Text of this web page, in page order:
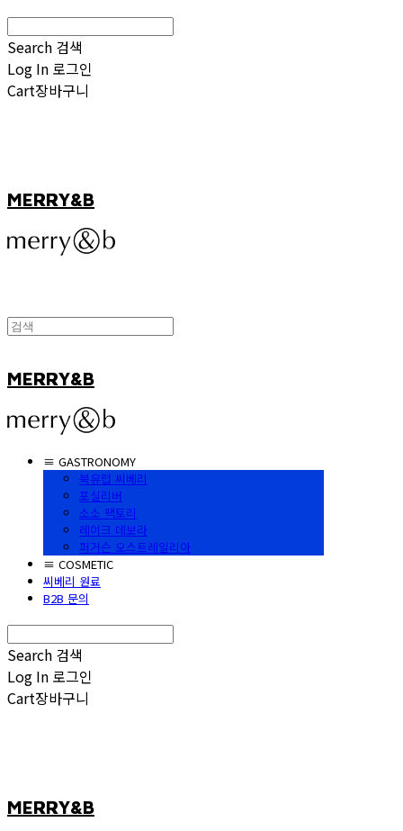
Search 검색
Log In 로그인
Cart장바구니
MERRY&B
MERRY&B
≡ GASTRONOMY
북유럽 씨베리
포실리버
소소 팩토리
레이크 데보라
퍼거슨 오스트레일리아
≡ COSMETIC
씨베리 원료
B2B 문의
Search 검색
Log In 로그인
Cart장바구니
MERRY&B